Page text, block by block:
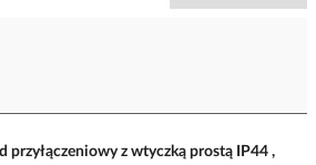
przyłączeniowy z wtyczką prostą IP44 ,